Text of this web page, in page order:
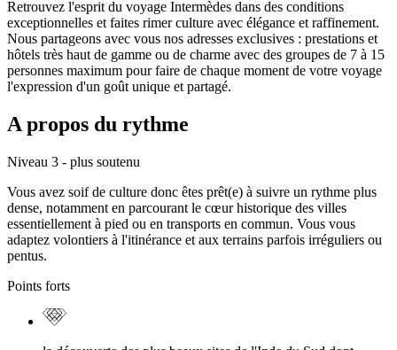
Retrouvez l'esprit du voyage Intermèdes dans des conditions
exceptionnelles et faites rimer culture avec élégance et raffinement.
Nous partageons avec vous nos adresses exclusives : prestations et
hôtels très haut de gamme ou de charme avec des groupes de 7 à 15
personnes maximum pour faire de chaque moment de votre voyage
l'expression d'un goût unique et partagé.
A propos du rythme
Niveau 3 - plus soutenu
Vous avez soif de culture donc êtes prêt(e) à suivre un rythme plus
dense, notamment en parcourant le cœur historique des villes
essentiellement à pied ou en transports en commun. Vous vous
adaptez volontiers à l'itinérance et aux terrains parfois irréguliers ou
pentus.
Points forts